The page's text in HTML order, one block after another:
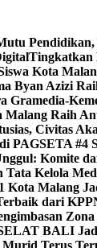
Tingkatkan
Kota
Byan Azizi
Gramedia-
Malang Raih
Civitas
PAGSETA #4
Komite
Kelola
Kota Malang
dari
BALI
Murid Terus